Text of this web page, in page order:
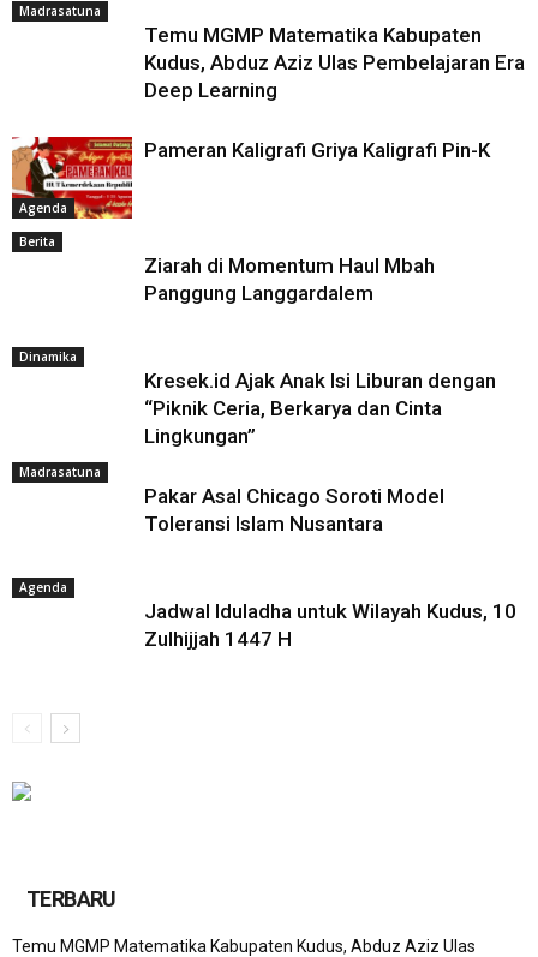
Madrasatuna
Temu MGMP Matematika Kabupaten
Kudus, Abduz Aziz Ulas Pembelajaran Era
Deep Learning
Agenda
Pameran Kaligrafi Griya Kaligrafi Pin-K
Berita
Ziarah di Momentum Haul Mbah
Panggung Langgardalem
Dinamika
Kresek.id Ajak Anak Isi Liburan dengan
“Piknik Ceria, Berkarya dan Cinta
Lingkungan”
Madrasatuna
Pakar Asal Chicago Soroti Model
Toleransi Islam Nusantara
Agenda
Jadwal Iduladha untuk Wilayah Kudus, 10
Zulhijjah 1447 H
TERBARU
Temu MGMP Matematika Kabupaten Kudus, Abduz Aziz Ulas